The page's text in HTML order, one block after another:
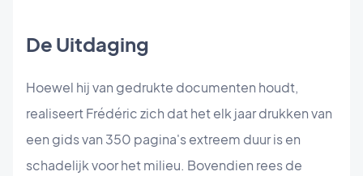
De Uitdaging
Hoewel hij van gedrukte documenten houdt,
realiseert Frédéric zich dat het elk jaar drukken van
een gids van 350 pagina's extreem duur is en
schadelijk voor het milieu. Bovendien rees de